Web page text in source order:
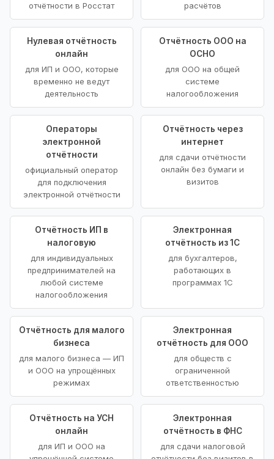
отчётности в Росстат
расчётов
Нулевая отчётность
онлайн
для ИП и ООО, которые
временно не ведут
деятельность
Отчётность ООО на
ОСНО
для ООО на общей
системе
налогообложения
Операторы
электронной
отчётности
официальный оператор
для подключения
электронной отчётности
Отчётность через
интернет
для сдачи отчётности
онлайн без бумаги и
визитов
Отчётность ИП в
налоговую
для индивидуальных
предпринимателей на
любой системе
налогообложения
Электронная
отчётность из 1С
для бухгалтеров,
работающих в
программах 1С
Отчётность для малого
бизнеса
для малого бизнеса — ИП
и ООО на упрощённых
режимах
Электронная
отчётность для ООО
для обществ с
ограниченной
ответственностью
Отчётность на УСН
онлайн
для ИП и ООО на
Электронная
отчётность в ФНС
для сдачи налоговой